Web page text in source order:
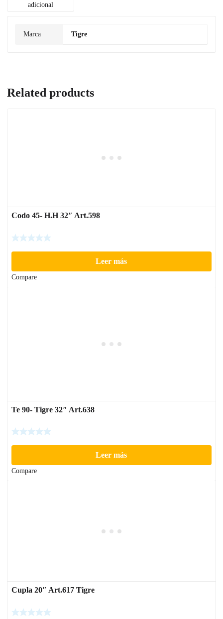
adicional
Marca Tigre
Related products
Codo 45- H.H 32″ Art.598
Leer más
Compare
Te 90- Tigre 32″ Art.638
Leer más
Compare
Cupla 20″ Art.617 Tigre